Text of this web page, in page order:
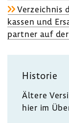
Verzeichnis
kassen und
partner auf der
Historie
Ältere
hier im